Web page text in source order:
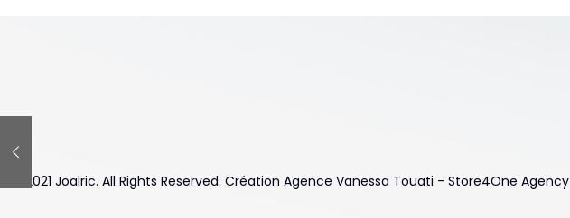
© 2021 Joalric. All Rights Reserved. Création Agence Vanessa Touati - Store4One Agency